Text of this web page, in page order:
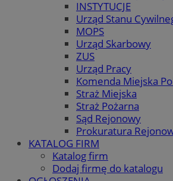
INSTYTUCJE
Urząd Stanu
MOPS
Urząd Skarbowy
ZUS
Urząd Pracy
Komenda Miejska
Straż Miejska
Straż Pożarna
Sąd Rejonowy
Prokuratura
KATALOG FIRM
Katalog firm
Dodaj firmę do katalogu